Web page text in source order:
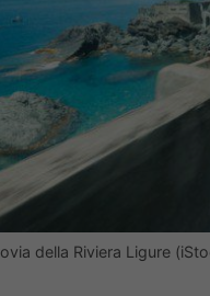
della Riviera Ligure